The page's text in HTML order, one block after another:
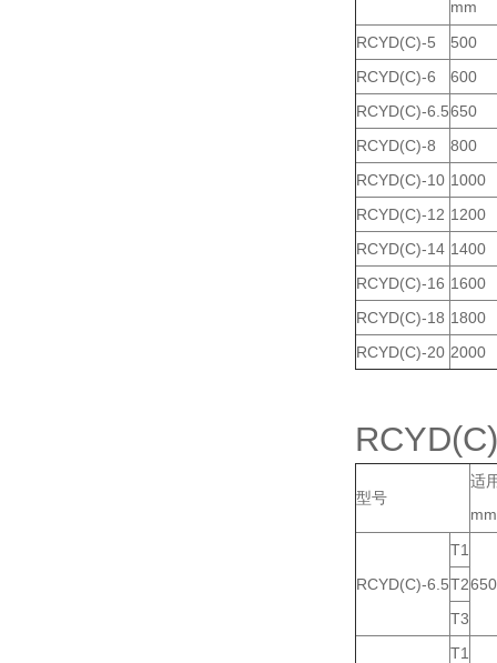
mm
RCYD(C)-5
500
RCYD(C)-6
600
RCYD(C)-6.5650
RCYD(C)-8
800
RCYD(C)-10 1000
RCYD(C)-12 1200
RCYD(C)-14 1400
RCYD(C)-16 1600
RCYD(C)-18 1800
RCYD(C)-20 2000
型号
适
mm
RCYD(C)-6.5
T1
650
T2
T3
T1